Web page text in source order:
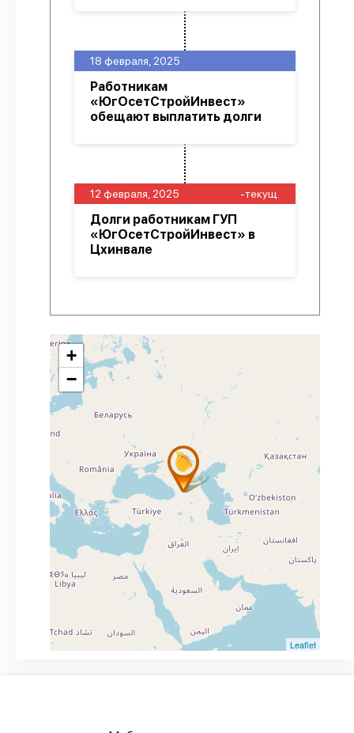
12 февраля, 2025 -текущ.
Долги работникам ГУП
«ЮгОсетСтройИнвест» в
Цхинвале
18 февраля, 2025
Работникам
«ЮгОсетСтройИнвест»
обещают выплатить долги
+
−
Leaflet